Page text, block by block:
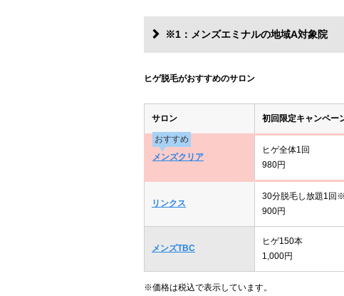
※1：メンズエミナルの地域A対象院
ヒゲ脱毛がおすすめのサロン
サロン 初回限定キャンペー
おすすめ
メンズクリア
ヒゲ全体1回
980円
リンクス
30分脱毛し放題1回
900円
メンズTBC
ヒゲ150本
1,000円
※価格は税込で表示しています。